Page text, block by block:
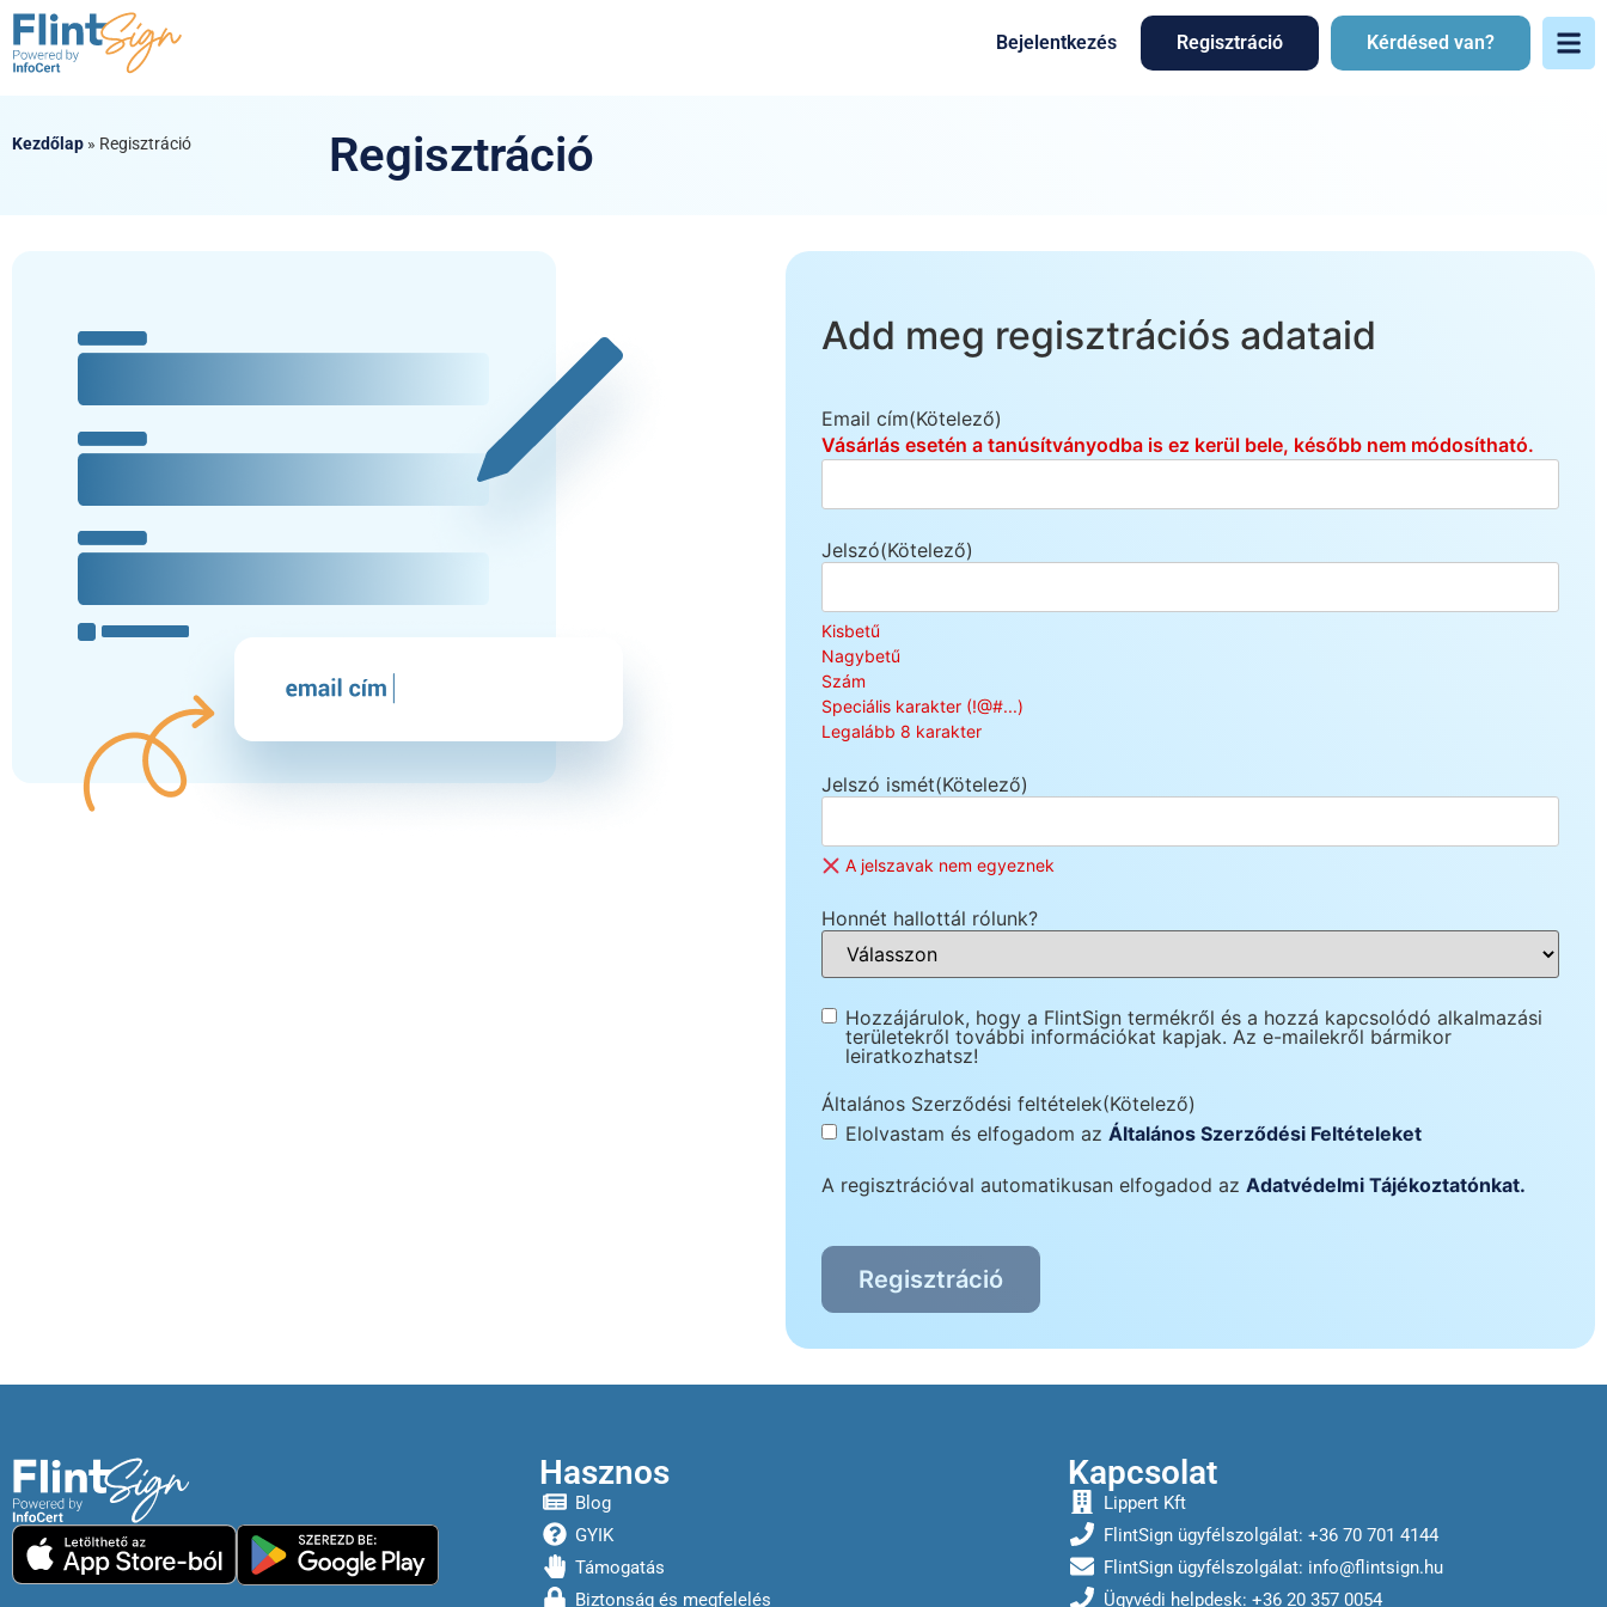
Bejelentkezés Regisztráció Kérdésed van?
Kezdőlap » Regisztráció Regisztráció
Add meg regisztrációs adataid
Email cím(Kötelező)
Vásárlás esetén a tanúsítványodba is ez kerül bele, később nem módosítható.
Jelszó(Kötelező)
Kisbetű
Nagybetű
Szám
Speciális karakter (!@#...)
Legalább 8 karakter
Jelszó ismét(Kötelező)
A jelszavak nem egyeznek
Honnét hallottál rólunk?
Hírlevél
feliratkozás
Hozzájárulok, hogy a FlintSign termékről és a hozzá kapcsolódó alkalmazási
területekről további információkat kapjak. Az e-mailekről bármikor
leiratkozhatsz!
Általános Szerződési feltételek(Kötelező)
Elolvastam és elfogadom az Általános Szerződési Feltételeket
A regisztrációval automatikusan elfogadod az Adatvédelmi Tájékoztatónkat.
Hasznos
Blog
GYIK
Támogatás
Biztonság és megfelelés
Kapcsolat
Lippert Kft
FlintSign ügyfélszolgálat: +36 70 701 4144
FlintSign ügyfélszolgálat: info@flintsign.hu
Ügyvédi helpdesk: +36 20 357 0054